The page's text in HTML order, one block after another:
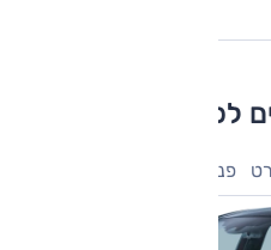
לפי קטגוריה
פנאי-שטח